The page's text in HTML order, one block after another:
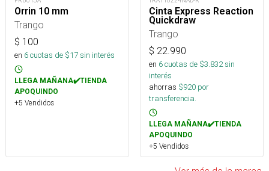
Orrin 10 mm
Trango
$ 100
en 6cuotas de $17sin interés
LLEGA MAÑANA✔️TIENDA
APOQUINDO
+5 Vendidos
Cinta Express Reaction
Quickdraw
Trango
$ 22.990
en 6cuotas de $3.832sin
interés
ahorras $920 por
transferencia.
LLEGA MAÑANA✔️TIENDA
APOQUINDO
+5 Vendidos